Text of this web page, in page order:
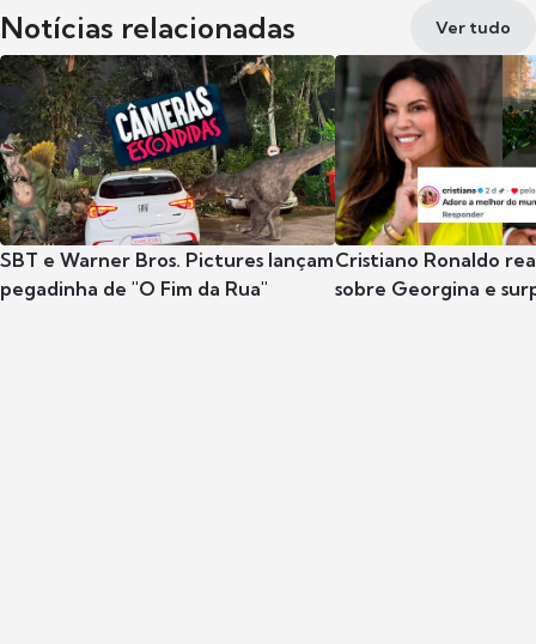
Notícias relacionadas Ver tudo
SBT e Warner Bros. Pictures lançam
pegadinha de "O Fim da Rua"
Cristiano Ronaldo
sobre Georgina e